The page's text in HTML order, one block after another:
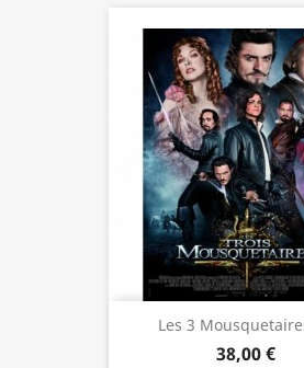
Les 3
38,00 €